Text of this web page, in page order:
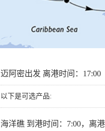
迈阿密出发 离港时间：17:00
以下是可选产品:
海洋礁 到港时间：7:00，离